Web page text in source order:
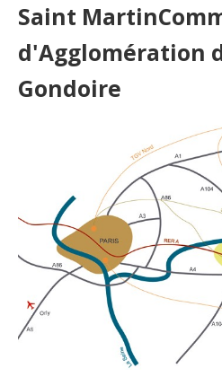
Saint
d'Agglomération
Gondoire